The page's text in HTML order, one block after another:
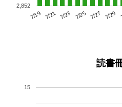
7/19 7/21 7/23 7/25 7/27 7/29
2,852
読書
15